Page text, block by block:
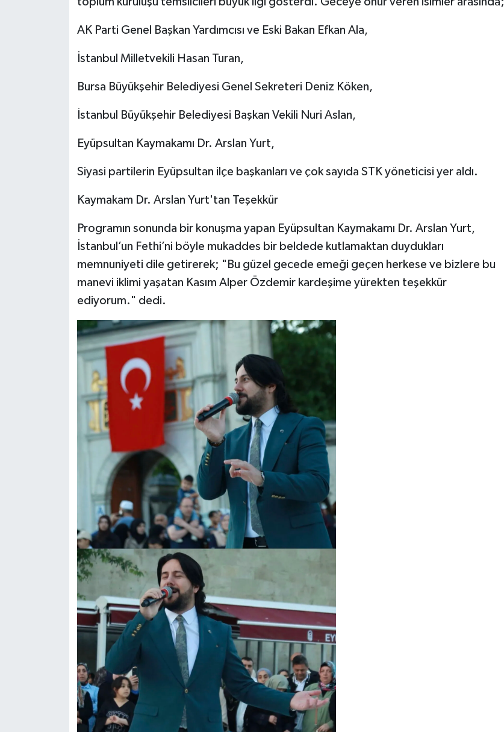
AK Parti Genel Başkan Yardımcısı ve Eski Bakan Efkan Ala,
İstanbul Milletvekili Hasan Turan,
Bursa Büyükşehir Belediyesi Genel Sekreteri Deniz Köken,
İstanbul Büyükşehir Belediyesi Başkan Vekili Nuri Aslan,
Eyüpsultan Kaymakamı Dr. Arslan Yurt,
Siyasi partilerin Eyüpsultan ilçe başkanları ve çok sayıda STK yöneticisi yer aldı.
Kaymakam Dr. Arslan Yurt'tan Teşekkür
Programın sonunda bir konuşma yapan Eyüpsultan Kaymakamı Dr. Arslan Yurt,
İstanbul’un Fethi’ni böyle mukaddes bir beldede kutlamaktan duydukları
memnuniyeti dile getirerek; "Bu güzel gecede emeği geçen herkese ve bizlere bu
manevi iklimi yaşatan Kasım Alper Özdemir kardeşime yürekten teşekkür
ediyorum." dedi.